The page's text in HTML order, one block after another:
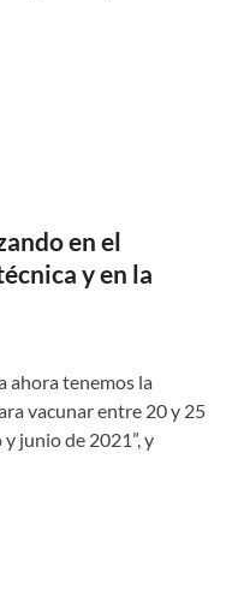
en el
y en la
ahora tenemos la
vacunar entre 20 y 25
junio de 2021”, y